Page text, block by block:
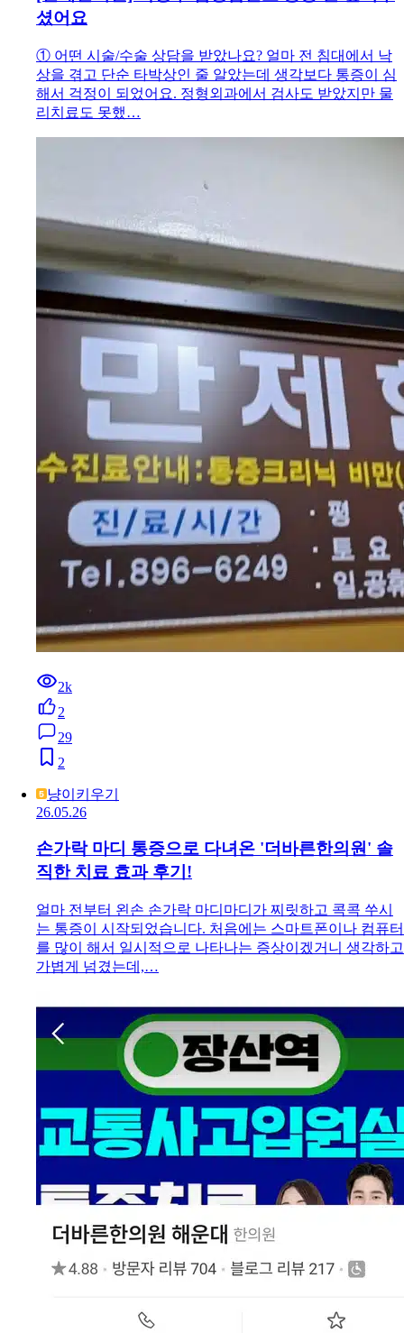
셨어요
① 어떤 시술/수술 상담을 받았나요? 얼마 전 침대에서 낙
상을 겪고 단순 타박상인 줄 알았는데 생각보다 통증이 심
해서 걱정이 되었어요. 정형외과에서 검사도 받았지만 물
리치료도 못했…
2k
2
29
2
냥이키우기
26.05.26
손가락 마디 통증으로 다녀온 '더바른한의원' 솔
직한 치료 효과 후기!
얼마 전부터 왼손 손가락 마디마디가 찌릿하고 콕콕 쑤시
는 통증이 시작되었습니다. 처음에는 스마트폰이나 컴퓨터
를 많이 해서 일시적으로 나타나는 증상이겠거니 생각하고
가볍게 넘겼는데,…